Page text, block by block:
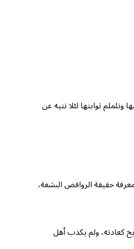
ثوابتها لئلا تتيه عن
حقيقة الروافض البشعة،
كعادته، ولم يكذب أهل